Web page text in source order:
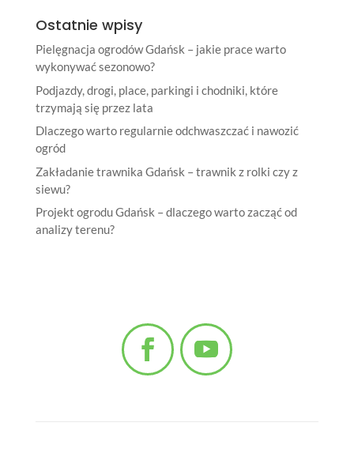
Ostatnie wpisy
Pielęgnacja ogrodów Gdańsk – jakie prace warto
wykonywać sezonowo?
Podjazdy, drogi, place, parkingi i chodniki, które
trzymają się przez lata
Dlaczego warto regularnie odchwaszczać i nawozić
ogród
Zakładanie trawnika Gdańsk – trawnik z rolki czy z
siewu?
Projekt ogrodu Gdańsk – dlaczego warto zacząć od
analizy terenu?